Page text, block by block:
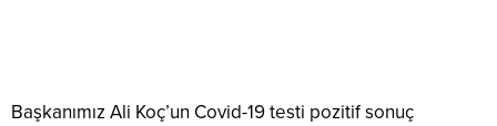
Başkanımız Ali Koç’un Covid-19 testi pozitif sonuç